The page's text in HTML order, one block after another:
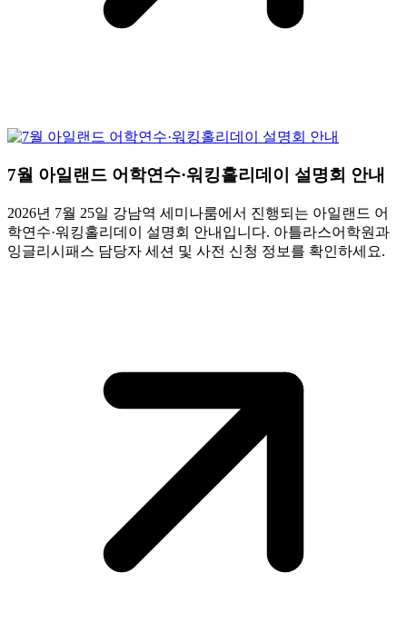
7월 아일랜드 어학연수·워킹홀리데이 설명회 안내
2026년 7월 25일 강남역 세미나룸에서 진행되는 아일랜드 어
학연수·워킹홀리데이 설명회 안내입니다. 아틀라스어학원과
잉글리시패스 담당자 세션 및 사전 신청 정보를 확인하세요.